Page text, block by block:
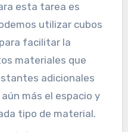
esta tarea es
utilizar cubos
facilitar la
materiales que
adicionales
más el espacio y
tipo de material.